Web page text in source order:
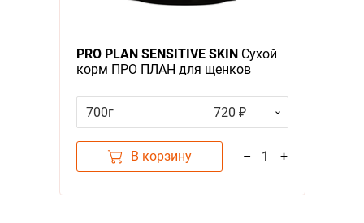
PRO PLAN SENSITIVE SKINСухой
корм ПРО ПЛАН для щенков
Чувствительной кожей с Лососем
700г 720 ₽
В корзину – 1 +